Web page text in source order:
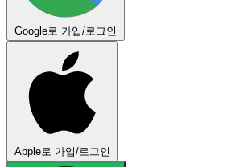
Google로 가입/로그인
Apple로 가입/로그인